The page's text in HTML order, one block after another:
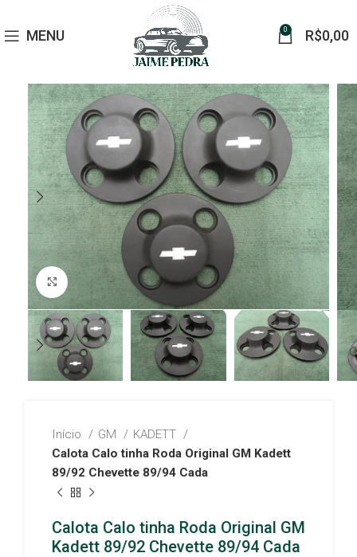
MENU 0 R$0,00
Click to enlarge
Início GM
KADETT
Calota Calo tinha Roda Original GM Kadett
89/92 Chevette 89/94 Cada
Calota Calo tinha Roda Original GM
Kadett 89/92 Chevette 89/94 Cada